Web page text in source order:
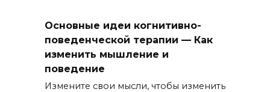
Основные идеи когнитивно-
поведенческой терапии — Как
изменить мышление и
поведение
Измените свои мысли, чтобы изменить